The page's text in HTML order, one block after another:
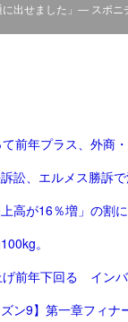
出せました」― スポニ
前年プラス、外商
訟、エルメス勝訴で
高が16％増」の割
。
げ前年下回る イン
ン9】第一章フィナ